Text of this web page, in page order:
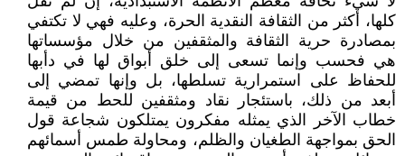
كلها، أكثر من الثقافة النقدية الحرة، وعليه فهي لا تكتفي
بمصادرة حرية الثقافة والمثقفين من خلال مؤسساتها
هي فحسب وإنما تسعى إلى خلق أبواق لها في دأبها
للحفاظ على استمرارية تسلطها، بل وإنها تمضي إلى
أبعد من ذلك، باستئجار نقاد ومثقفين للحط من قيمة
خطاب الآخر الذي يمثله مفكرون يمتلكون شجاعة قول
الحق بمواجهة الطغيان والظلم، ومحاولة طمس أسمائهم